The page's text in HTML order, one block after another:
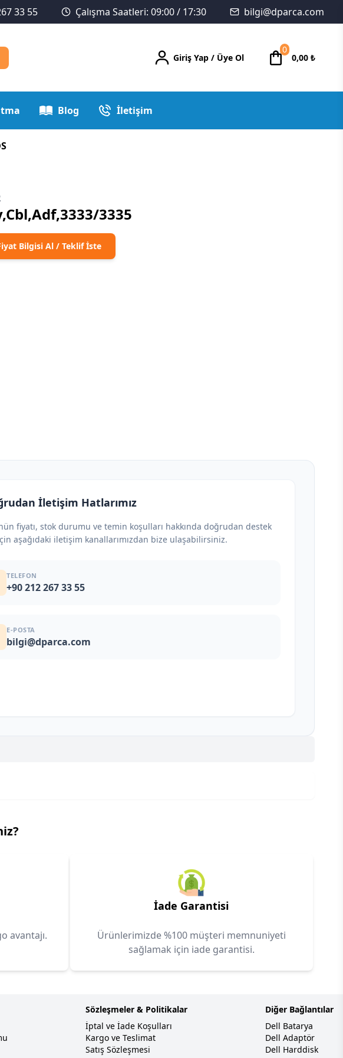
33 55 Çalışma Saatleri: 09:00 / 17:30 bilgi@dparca.com
Giriş Yap / Üye Ol
0
0,00 ₺
Blog İletişim
3335
Bilgisi Al / Teklif İste
İletişim Hatlarımız
fiyatı, stok durumu ve temin koşulları hakkında doğrudan destek
aşağıdaki iletişim kanallarımızdan bize ulaşabilirsiniz.
TELEFON
+90 212 267 33 55
E-POSTA
bilgi@dparca.com
avantajı.
İade Garantisi
Ürünlerimizde %100 müşteri memnuniyeti
sağlamak için iade garantisi.
Sözleşmeler & Politikalar
İptal ve İade Koşulları
Kargo ve Teslimat
Satış Sözleşmesi
Diğer Bağlantılar
Dell Batarya
Dell Adaptör
Dell Harddisk